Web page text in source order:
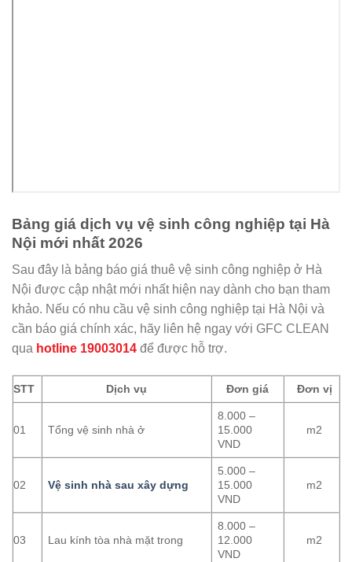
Bảng giá dịch vụ vệ sinh công nghiệp tại Hà
Nội mới nhất 2026
Sau đây là bảng báo giá thuê vệ sinh công nghiệp ở Hà
Nội được cập nhật mới nhất hiện nay dành cho bạn tham
khảo. Nếu có nhu cầu vệ sinh công nghiệp tại Hà Nội và
cần báo giá chính xác, hãy liên hệ ngay với GFC CLEAN
qua hotline 19003014 để được hỗ trợ.
STT Dịch vụ Đơn giá Đơn vị
01 Tổng vệ sinh nhà ở
8.000 –
15.000
VND
m2
02 Vệ sinh nhà sau xây dựng
5.000 –
15.000
VND
m2
03 Lau kính tòa nhà mặt trong
8.000 –
12.000
VND
m2